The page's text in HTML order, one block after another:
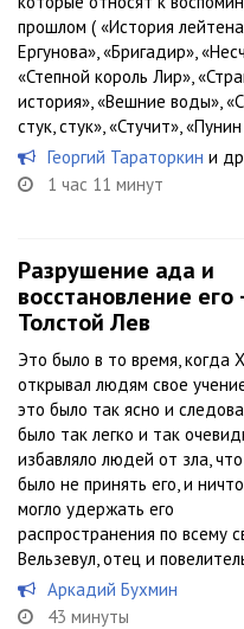
прошлом ( «История
Ергунова», «Бригадир»,
«Степной король Лир»,
история», «Вешние воды»,
стук, стук», «Стучит»,
Георгий Тараторкин и
1 час 11 минут
Разрушение ада и
восстановление его
Толстой Лев
Это было в то время, когда
открывал людям свое
это было так ясно и
было так легко и так
избавляло людей от зла,
было не принять его, и
могло удержать его
распространения по всему
Вельзевул, отец и
Аркадий Бухмин
43 минуты